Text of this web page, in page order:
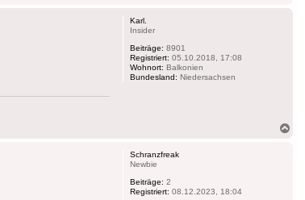
Karl.
Insider
Beiträge: 8901
Registriert: 05.10.2018, 17:08
Wohnort: Balkonien
Bundesland: Niedersachsen
Schranzfreak
Newbie
Beiträge: 2
Registriert: 08.12.2023, 18:04